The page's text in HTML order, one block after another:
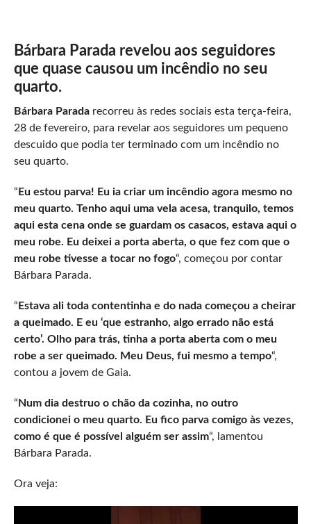
Bárbara Parada revelou aos seguidores
que quase causou um incêndio no seu
quarto.
Bárbara Paradarecorreu às redes sociais esta terça-feira,
28 de fevereiro, para revelar aos seguidores um pequeno
descuido que podia ter terminado com um incêndio no
seu quarto.
“ Eu estou parva! Eu ia criar um incêndio agora mesmo no
meu quarto. Tenho aqui uma vela acesa, tranquilo, temos
aqui esta cena onde se guardam os casacos, estava aqui o
meu robe. Eu deixei a porta aberta, o que fez com que o
meu robe tivesse a tocar no fogo“, começou por contar
Bárbara Parada.
“ Estava ali toda contentinha e do nada começou a cheirar
a queimado. E eu ‘que estranho, algo errado não está
certo’. Olho para trás, tinha a porta aberta com o meu
robe a ser queimado. Meu Deus, fui mesmo a tempo“,
contou a jovem de Gaia.
“ Num dia destruo o chão da cozinha, no outro
condicionei o meu quarto. Eu fico parva comigo às vezes,
como é que é possível alguém ser assim“, lamentou
Bárbara Parada.
Ora veja: